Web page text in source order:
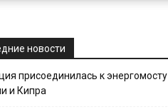
новости
присоединилась к энергомосту
и Кипра